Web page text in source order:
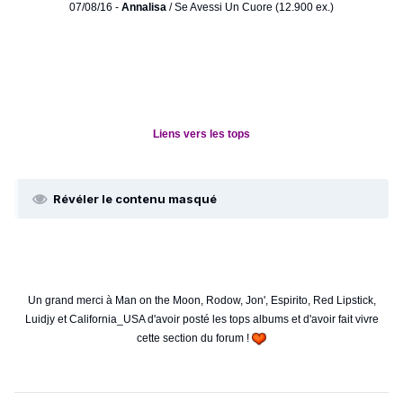
07/08/16 - Annalisa / Se Avessi Un Cuore (12.900 ex.)
Liens vers les tops
Révéler le contenu masqué
Un grand merci à Man on the Moon, Rodow, Jon', Espirito, Red Lipstick,
Luidjy et California_USA d'avoir posté les tops albums et d'avoir fait vivre
cette section du forum !